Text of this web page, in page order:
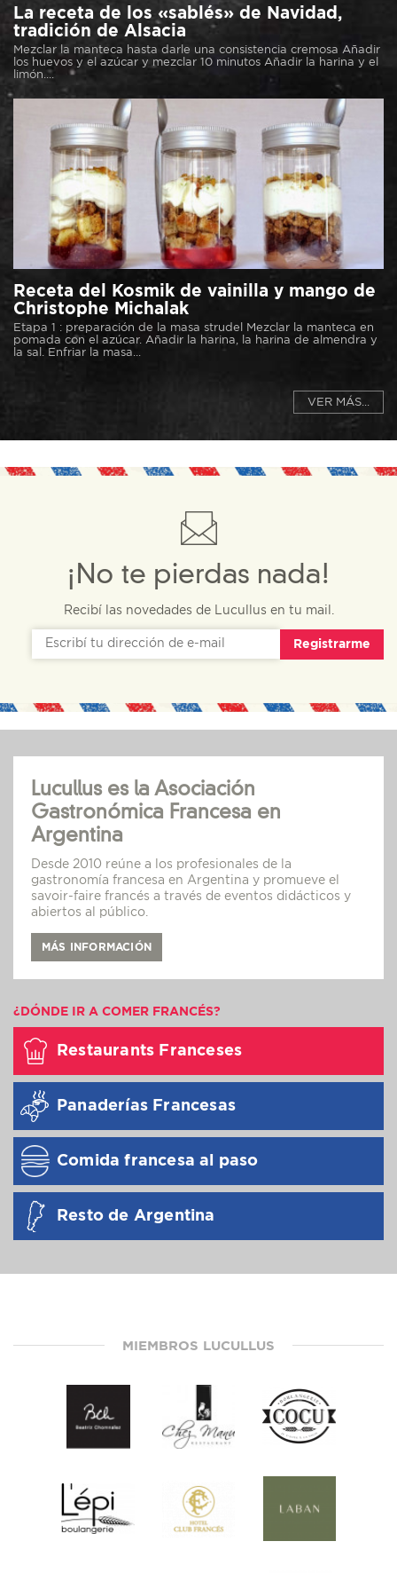
La receta de los «sablés» de Navidad,
tradición de Alsacia
Mezclar la manteca hasta darle una consistencia cremosa Añadir
los huevos y el azúcar y mezclar 10 minutos Añadir la harina y el
limón....
Receta del Kosmik de vainilla y mango de
Christophe Michalak
Etapa 1 : preparación de la masa strudel Mezclar la manteca en
pomada con el azúcar. Añadir la harina, la harina de almendra y
la sal. Enfriar la masa...
VER MÁS...
¡No te pierdas nada!
Recibí las novedades de Lucullus en tu mail.
Registrarme
Lucullus es la Asociación
Gastronómica Francesa en
Argentina
Desde 2010 reúne a los profesionales de la
gastronomía francesa en Argentina y promueve el
savoir-faire francés a través de eventos didácticos y
abiertos al público.
MÁS INFORMACIÓN
¿DÓNDE IR A COMER FRANCÉS?
Restaurants Franceses
Panaderías Francesas
Comida francesa al paso
Resto de Argentina
MIEMBROS LUCULLUS